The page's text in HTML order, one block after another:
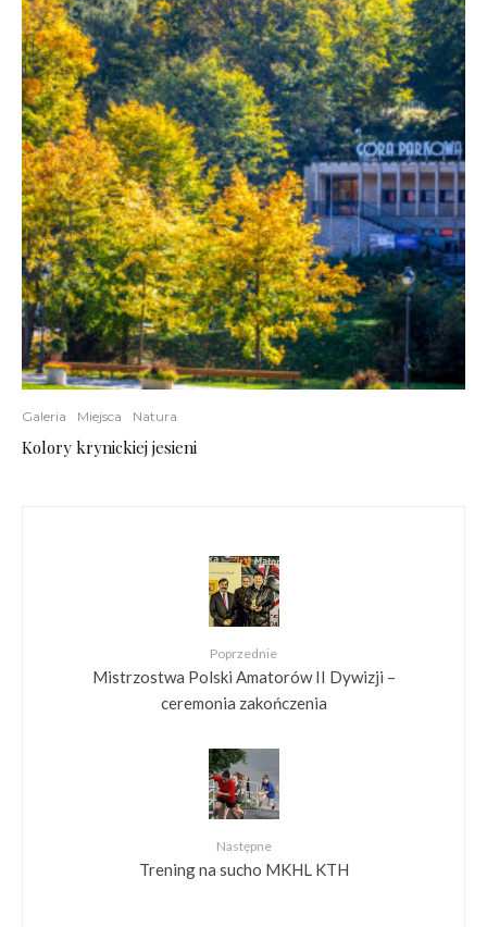
Galeria Miejsca Natura
Kolory krynickiej jesieni
Poprzednie
Mistrzostwa Polski Amatorów II Dywizji –
ceremonia zakończenia
Następne
Trening na sucho MKHL KTH